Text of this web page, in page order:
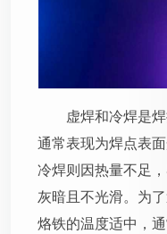
虚焊和冷焊是
通常表现为焊点表
冷焊则因热量不足
灰暗且不光滑。为
烙铁的温度适中，